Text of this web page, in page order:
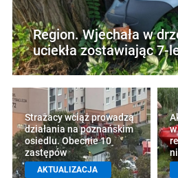
Region. Wjechała w
uciekła zostawiając 7-
Strażacy wciąż prowadzą
działania na poznańskim
osiedlu. Obecnie 10
zastępów
AKTUALIZACJA